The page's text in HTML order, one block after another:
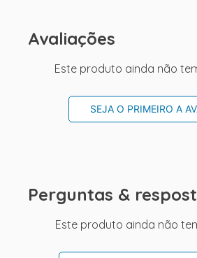
Avaliações
Este produto ainda não
SEJA O PRIMEIRO A
Perguntas &
Este produto ainda não